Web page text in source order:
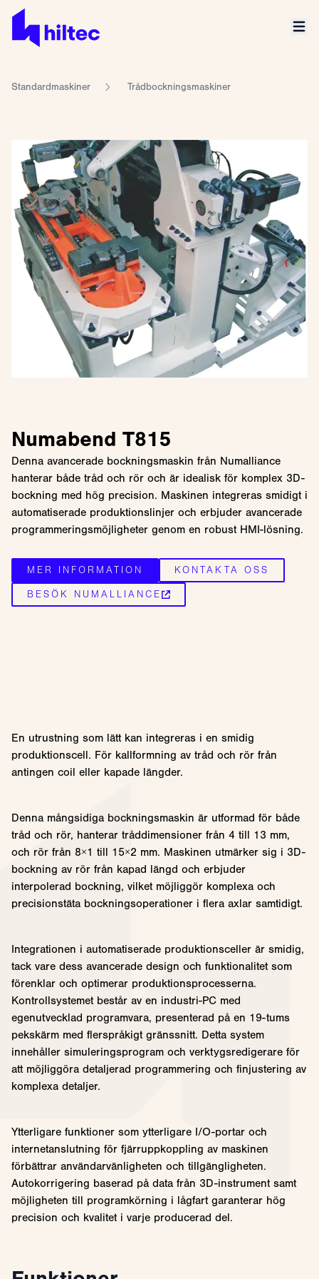
Standardmaskiner Trådbockningsmaskiner
Numabend T815
Denna avancerade bockningsmaskin från Numalliance
hanterar både tråd och rör och är idealisk för komplex 3D-
bockning med hög precision. Maskinen integreras smidigt i
automatiserade produktionslinjer och erbjuder avancerade
programmeringsmöjligheter genom en robust HMI-lösning.
MER INFORMATION KONTAKTA OSS
BESÖK NUMALLIANCE
En utrustning som lätt kan integreras i en smidig
produktionscell. För kallformning av tråd och rör från
antingen coil eller kapade längder.
Denna mångsidiga bockningsmaskin är utformad för både
tråd och rör, hanterar tråddimensioner från 4 till 13 mm,
och rör från 8×1 till 15×2 mm. Maskinen utmärker sig i 3D-
bockning av rör från kapad längd och erbjuder
interpolerad bockning, vilket möjliggör komplexa och
precisionstäta bockningsoperationer i flera axlar samtidigt.
Integrationen i automatiserade produktionsceller är smidig,
tack vare dess avancerade design och funktionalitet som
förenklar och optimerar produktionsprocesserna.
Kontrollsystemet består av en industri-PC med
egenutvecklad programvara, presenterad på en 19-tums
pekskärm med flerspråkigt gränssnitt. Detta system
innehåller simuleringsprogram och verktygsredigerare för
att möjliggöra detaljerad programmering och finjustering av
komplexa detaljer.
Ytterligare funktioner som ytterligare I/O-portar och
internetanslutning för fjärruppkoppling av maskinen
förbättrar användarvänligheten och tillgängligheten.
Autokorrigering baserad på data från 3D-instrument samt
möjligheten till programkörning i lågfart garanterar hög
precision och kvalitet i varje producerad del.